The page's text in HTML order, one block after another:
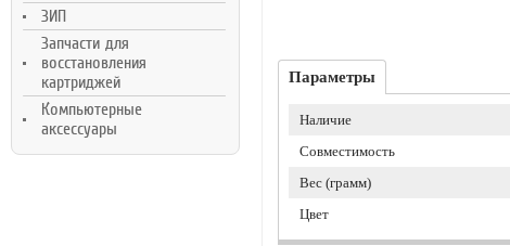
ЗИП
Запчасти для
восстановления
картриджей
Компьютерные
аксессуары
Параметры
Наличие
Совместимость
Вес (грамм)
Цвет